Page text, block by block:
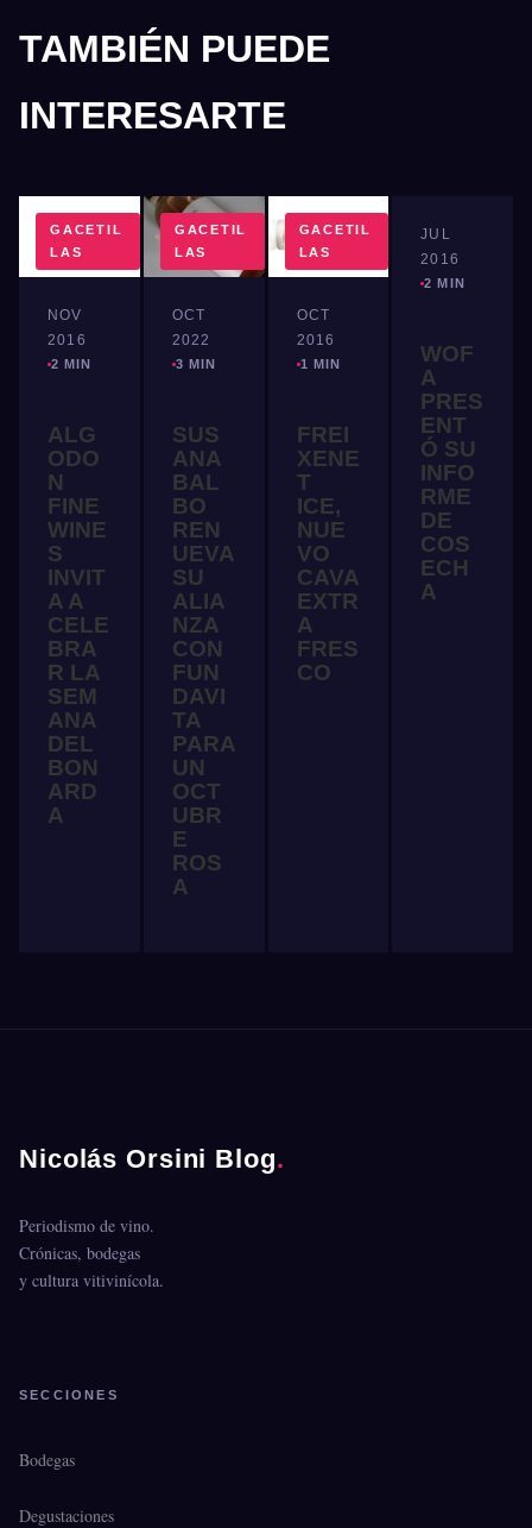
TAMBIÉN PUEDE
INTERESARTE
GACETIL
LAS
NOV
2016
2 MIN
ALG
ODO
N
FINE
WINE
S
INVIT
A A
CELE
BRA
R LA
SEM
ANA
DEL
BON
ARD
A
GACETIL
LAS
OCT
2022
3 MIN
SUS
ANA
BAL
BO
REN
UEVA
SU
ALIA
NZA
CON
FUN
DAVI
TA
PARA
UN
OCT
UBR
E
ROS
A
GACETIL
LAS
OCT
2016
1 MIN
FREI
XENE
T
ICE,
NUE
VO
CAVA
EXTR
A
FRES
CO
GACETIL
LAS
JUL
2016
2 MIN
WOF
A
PRES
ENT
Ó SU
INFO
RME
DE
COS
ECH
A
Nicolás Orsini Blog.
Periodismo de vino.
Crónicas, bodegas
y cultura vitivinícola.
SECCIONES
Bodegas
Degustaciones